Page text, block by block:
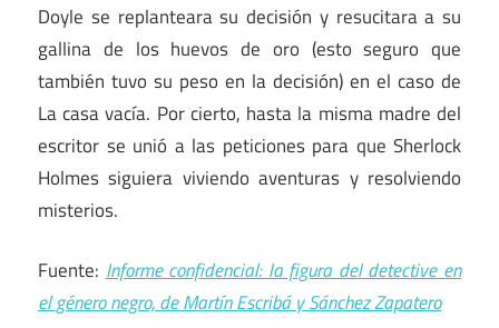
Doyle se replanteara su decisión y resucitara a su
gallina de los huevos de oro (esto seguro que
también tuvo su peso en la decisión) en el caso de
La casa vacía. Por cierto, hasta la misma madre del
escritor se unió a las peticiones para que Sherlock
Holmes siguiera viviendo aventuras y resolviendo
misterios.
Fuente:Informe confidencial: la figura del detective en
el género negro, de Martín Escribá y Sánchez Zapatero